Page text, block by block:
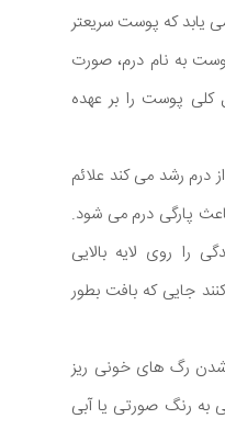
یابد که پوست سریعتر
به نام درم، صورت
پوست را بر عهده
درم رشد می کند علائم
پارگی درم می شود.
را روی لایه بالایی
جایی که بافت بطور
رگ های خونی ریز
به رنگ صورتی یا آبی